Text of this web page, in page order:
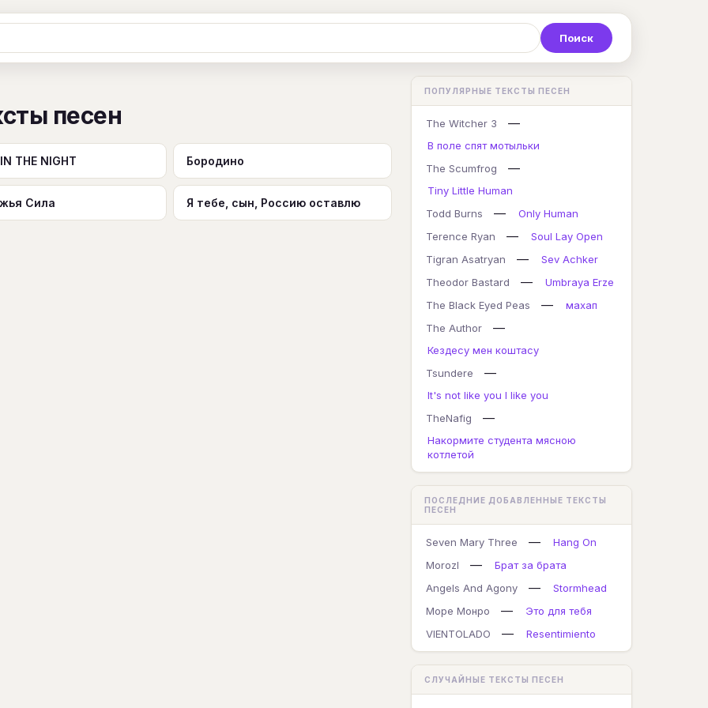
С Т У Ф Х Ц
B C D L M N O P Q
песен
THE NIGHT Бородино
Сила Я тебе, сын, Россию оставлю
ПОПУЛЯРНЫЕ ТЕКСТЫ ПЕСЕН
The Witcher 3 —
В поле спят мотыльки
The Scumfrog
—
Tiny Little Human
Todd Burns
—
Only Human
Terence Ryan
—
Soul Lay Open
Tigran Asatryan
—
Sev Achker
Theodor Bastard
—
Umbraya Erze
The Black Eyed Peas
—
махап
The Author
—
Кездесу мен коштасу
Tsundere
—
It's not like you I like you
TheNafig
—
Накормите студента мясною
котлетой
ПОСЛЕДНИЕ ДОБАВЛЕННЫЕ ТЕКСТЫ
ПЕСЕН
Seven Mary Three —
Hang On
MorozI
—
Брат за брата
Angels And Agony
—
Stormhead
Море Монро
—
Это для тебя
VIENTOLADO
— Resentimiento
СЛУЧАЙНЫЕ ТЕКСТЫ ПЕСЕН